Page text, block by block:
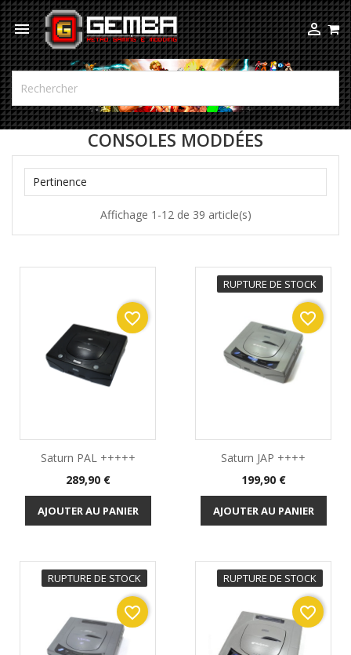
 
CONSOLES MODDÉES
Pertinence
Affichage 1-12 de 39 article(s)
Saturn PAL +++++
Prix
289,90 €
AJOUTER AU PANIER
favorite_border
RUPTURE DE STOCK
Saturn JAP ++++
Prix
199,90 €
AJOUTER AU PANIER
favorite_border
RUPTURE DE STOCK
favorite_border
RUPTURE DE STOCK
favorite_border